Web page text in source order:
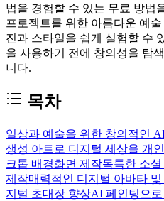
법을 경험할 수 있는 무료 방법
프로젝트를 위한 아름다운 예
진과 스타일을 쉽게 실험할 수
을 사용하기 전에 창의성을 탐
니다.
목차
일상과 예술을 위한 창의적인
생성 아트로 디지털 세상을 개
크톱 배경화면 제작독특한 소
제작매력적인 디지털 아바타
지털 초대장 향상AI 페인팅으